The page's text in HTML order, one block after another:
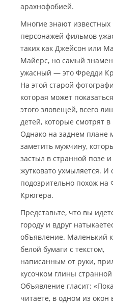
арахнофобией.
Многие знают известных
персонажей фильмов
таких как Джейсон или
Майерс, но самый
ужасный — это Фредди
На этой старой
которая может
этого зловещей, всего
детей, которые смотрят в
Однако на заднем плане
заметить мужчину,
застыл в странной позе и
жутковато ухмыляется. И
подозрительно похож на
Крюгера.
Представьте, что вы
городу и вдруг
объявление. Маленький
белой бумаги с текстом,
написанным от руки,
кусочком глины
Объявление гласит:
читаете, в одном из окон